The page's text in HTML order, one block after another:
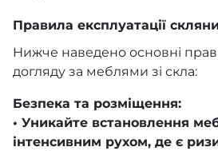
Правила експлуатації
Нижче наведено основні
догляду за меблями зі скла:
Безпека та розміщення:
• Уникайте встановлення
інтенсивним рухом, де є